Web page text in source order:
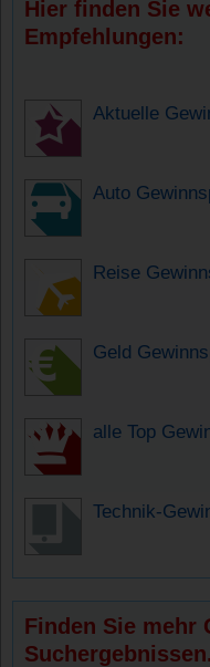
Hier finden Sie
Empfehlungen:
Aktuelle
Auto
Reise
Geld
alle Top
Technik-
Finden Sie mehr
Suchergebnissen.